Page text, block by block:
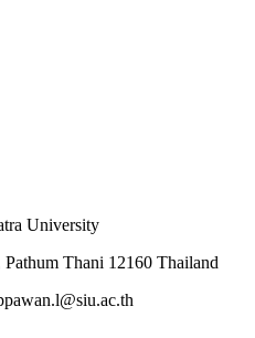
University
Thani 12160 Thailand